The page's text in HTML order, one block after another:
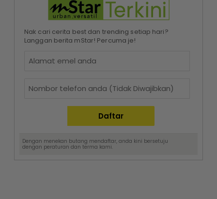
Nak cari cerita best dan trending setiap hari?
Langgan berita mStar! Percuma je!
Dengan menekan butang mendaftar, anda kini bersetuju
dengan peraturan dan terma kami.